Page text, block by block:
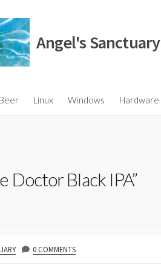
Angel's Sanctuary
Beer Linux Windows Hardware
Doctor Black IPA”
0 COMMENTS